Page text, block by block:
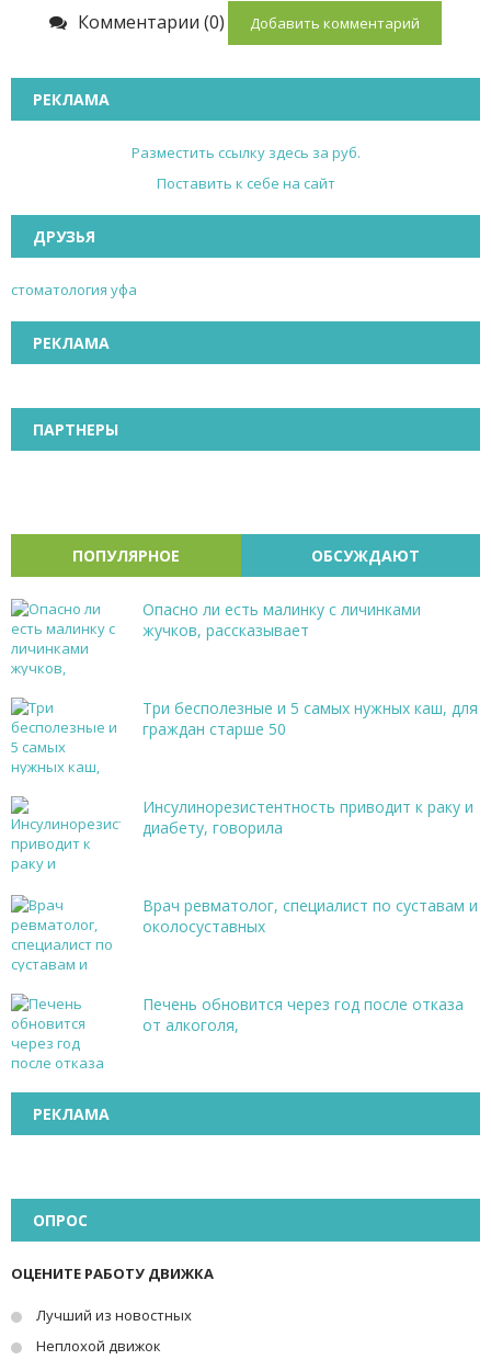
Комментарии (0) Добавить комментарий
РЕКЛАМА
Разместить ссылку здесь за руб.
Поставить к себе на сайт
ДРУЗЬЯ
стоматология уфа
РЕКЛАМА
ПАРТНЕРЫ
ПОПУЛЯРНОЕ ОБСУЖДАЮТ
Опасно ли есть малинку с личинками
жучков, рассказывает
Три бесполезные и 5 самых нужных каш, для
граждан старше 50
Инсулинорезистентность приводит к раку и
диабету, говорила
Врач ревматолог, специалист по суставам и
околосуставных
Печень обновится через год после отказа
от алкоголя,
РЕКЛАМА
ОПРОС
ОЦЕНИТЕ РАБОТУ ДВИЖКА
Лучший из новостных
Неплохой движок